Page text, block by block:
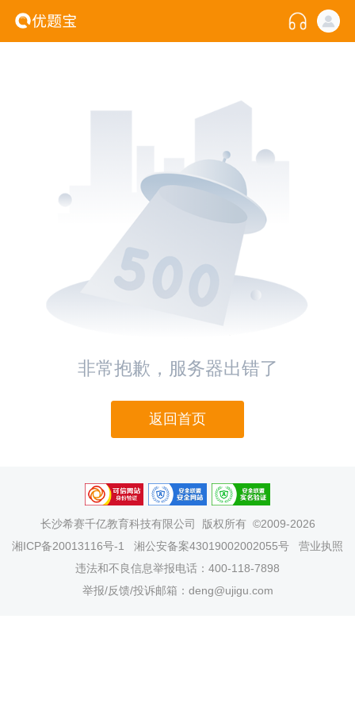
非常抱歉，服务器出错了
返回首页
长沙希赛千亿教育科技有限公司
版权所有 ©2009-2026
湘ICP备20013116号-1
湘公安备案43019002002055号
营业执照
违法和不良信息举报电话：400-118-7898
举报/反馈/投诉邮箱：deng@ujigu.com